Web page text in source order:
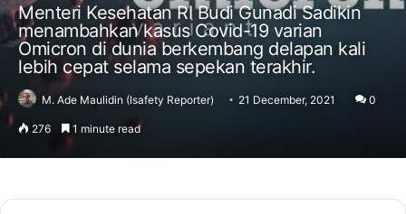
Menteri Kesehatan RI Budi Gunadi Sadikin
menambahkan kasus Covid-19 varian
Omicron di dunia berkembang delapan kali
lebih cepat selama sepekan terakhir.
M. Ade Maulidin (Isafety Reporter) 21 December, 2021 0
276 1 minute read